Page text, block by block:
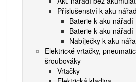
Příslušenství k aku
Baterie k aku nářadí
Baterie k aku nářadí
Nabíječky k aku
Elektrické vrtačky,
šroubováky
Vrtačky